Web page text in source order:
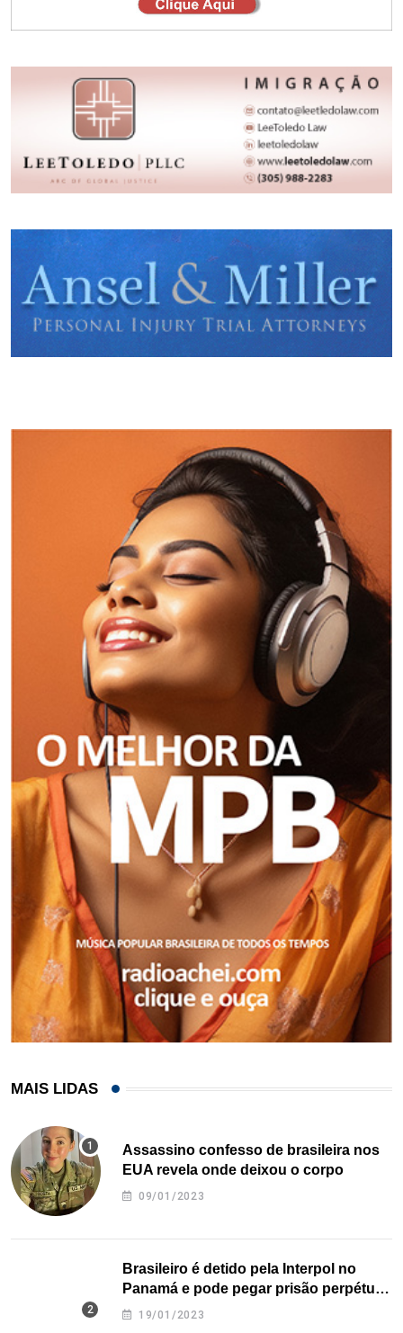
MAIS LIDAS
Assassino confesso de brasileira nos
EUA revela onde deixou o corpo
09/01/2023
Brasileiro é detido pela Interpol no
Panamá e pode pegar prisão perpétua
nos EUA
19/01/2023